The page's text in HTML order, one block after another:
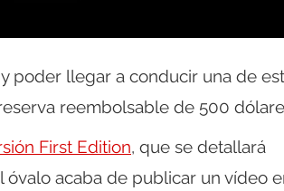
poder llegar a conducir una de
reembolsable de 500
First Edition, que se detallará
óvalo acaba de publicar un vídeo